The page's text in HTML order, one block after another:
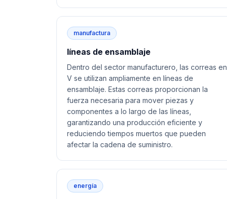
manufactura
líneas de ensamblaje
Dentro del sector manufacturero, las correas en
V se utilizan ampliamente en líneas de
ensamblaje. Estas correas proporcionan la
fuerza necesaria para mover piezas y
componentes a lo largo de las líneas,
garantizando una producción eficiente y
reduciendo tiempos muertos que pueden
afectar la cadena de suministro.
energía